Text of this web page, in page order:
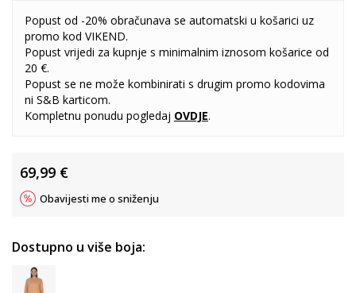
Popust od -20% obračunava se automatski u košarici uz
promo kod VIKEND.
Popust vrijedi za kupnje s minimalnim iznosom košarice od
20 €.
Popust se ne može kombinirati s drugim promo kodovima
ni S&B karticom.
Kompletnu ponudu pogledaj OVDJE.
69,99 €
Obavijesti me o sniženju
Dostupno u više boja: